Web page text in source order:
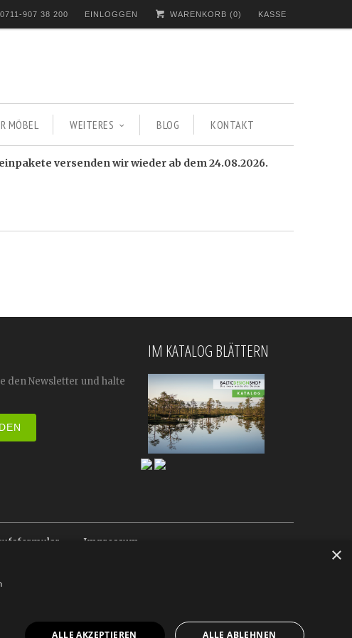
907 38 200 EINLOGGEN WARENKORB (0) KASSE
MÖBEL WEITERES BLOG KONTAKT
versenden wir wieder ab dem 24.08.2026.
den Newsletter und halte
IM KATALOG BLÄTTERN
Impressum
×
ALLE AKZEPTIEREN
ALLE ABLEHNEN